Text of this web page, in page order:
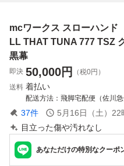
mcワークス スローハン
LL THAT TUNA 777
黒幕
即決 50,000円
（税0円）
送料 着払い
配送方法 飛脚宅配便（佐川急
37件 5月16日（土）22
目立った傷や汚れなし
あなただけの特別なクーポ